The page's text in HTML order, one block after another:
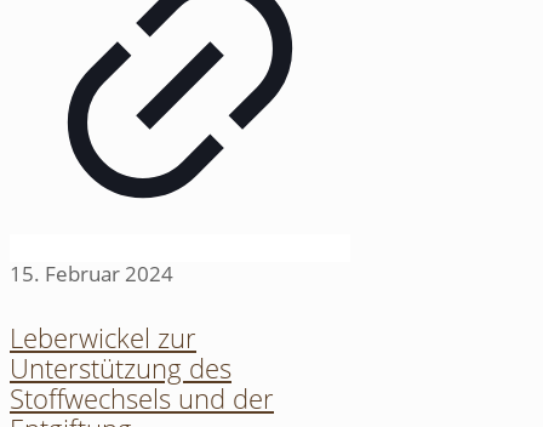
15. Februar 2024
Leberwickel zur
Unterstützung des
Stoffwechsels und der